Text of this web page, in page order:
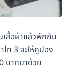
เสื้อผ้าแล้วพักกิน
ท 3 จะให้คูปอง
บาทมาด้วย